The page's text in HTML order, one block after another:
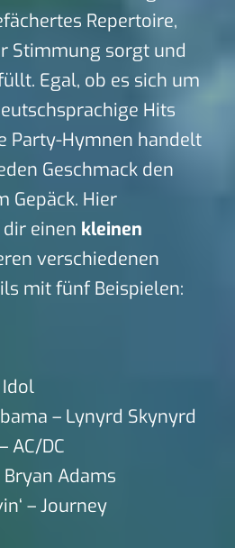
Repertoire,
Stimmung sorgt und
Egal, ob es sich um
Hits
Party-Hymnen handelt
Geschmack den
Gepäck. Hier
einen kleinen
verschiedenen
mit fünf Beispielen:
– Lynyrd Skynyrd
AC/DC
Bryan Adams
– Journey